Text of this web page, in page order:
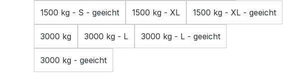
1500 kg - S - geeicht 1500 kg - XL 1500 kg - XL - geeicht
3000 kg 3000 kg - L 3000 kg - L - geeicht
3000 kg - geeicht